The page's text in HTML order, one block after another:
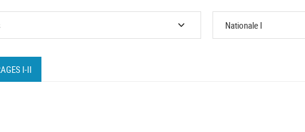
I-II